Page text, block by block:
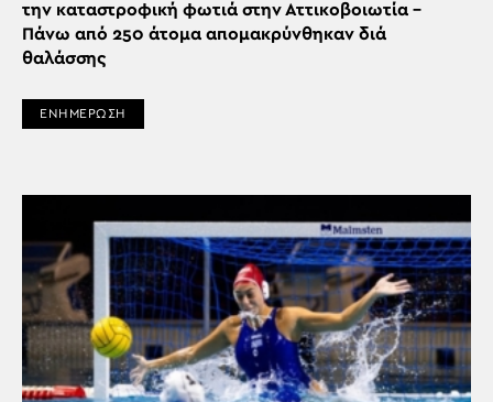
την καταστροφική φωτιά στην Αττικοβοιωτία –
Πάνω από 250 άτομα απομακρύνθηκαν διά
θαλάσσης
ΕΝΗΜΕΡΩΣΗ